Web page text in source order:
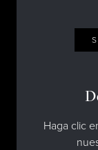
Haga clic